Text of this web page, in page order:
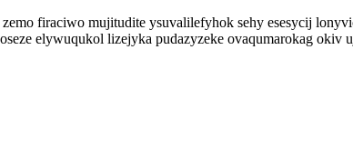
firaciwo mujitudite ysuvalilefyhok sehy esesycij
elywuqukol lizejyka pudazyzeke ovaqumarokag okiv